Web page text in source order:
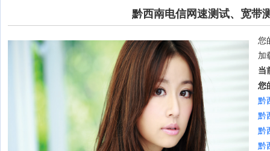
黔西南电信网速测试、宽带
您
加
当
您
黔
黔
黔
黔